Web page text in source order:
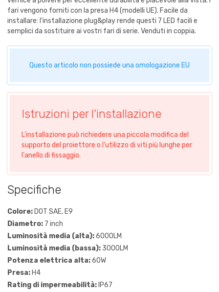
fari vengono forniti con la presa H4 (modelli UE). Facile da
installare: l'installazione plug&play rende questi 7 LED facili e
semplici da sostituire ai vostri fari di serie. Venduti in coppia.
Questo articolo non possiede una omologazione EU
Istruzioni per l'installazione
L'installazione può richiedere una piccola modifica del
supporto del proiettore o l'utilizzo di viti più lunghe per
l'anello di fissaggio.
Specifiche
Colore: DOT SAE, E9
Diametro: 7 inch
Luminosità media (alta):6000LM
Luminosità media (bassa): 3000LM
Potenza elettrica alta:60W
Presa: H4
Rating di impermeabilità: IP67